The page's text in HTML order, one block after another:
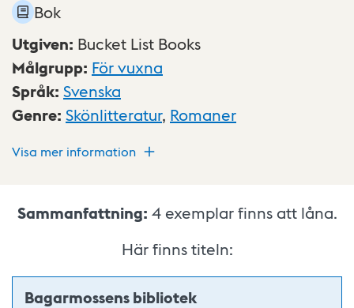
Bok
Utgiven: Bucket List Books
Målgrupp: För vuxna
Språk: Svenska
Genre: Skönlitteratur, Romaner
Visa mer information
Sammanfattning: 4 exemplar finns att låna.
Här finns titeln:
Bagarmossens bibliotek